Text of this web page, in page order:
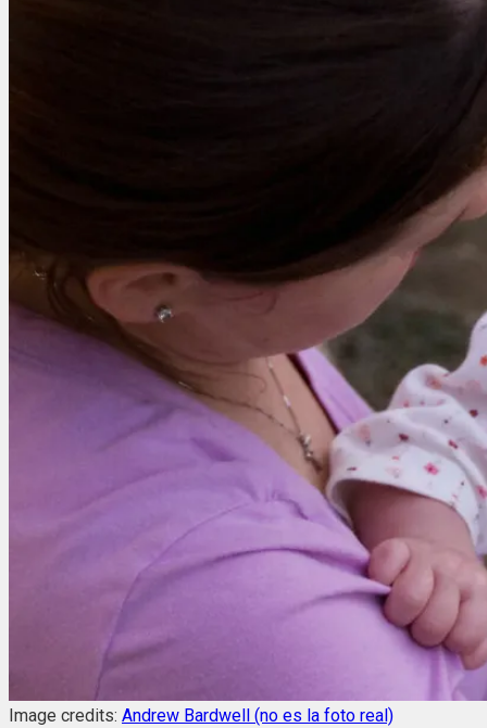
Image credits: Andrew Bardwell (no es la foto real)